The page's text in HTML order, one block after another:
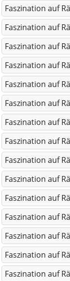
Faszination auf
Faszination auf
Faszination auf
Faszination auf
Faszination auf
Faszination auf
Faszination auf
Faszination auf
Faszination auf
Faszination auf
Faszination auf
Faszination auf
Faszination auf
Faszination auf
Faszination auf